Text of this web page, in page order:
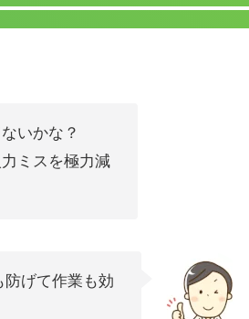
いかな？
ミスを極力減
げて作業も効